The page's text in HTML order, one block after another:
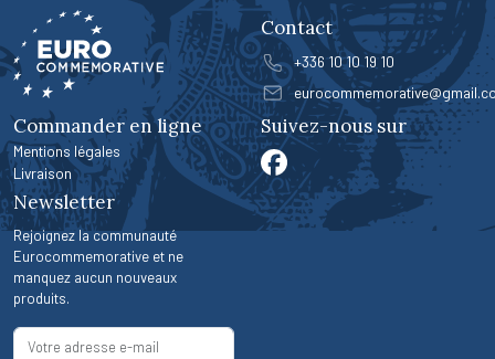
Contact
+336 10 10 19 10
Commander en ligne
Mentions légales
Livraison
Suivez-nous sur
Newsletter
Rejoignez la communauté
Eurocommemorative et ne
manquez aucun nouveaux
produits.